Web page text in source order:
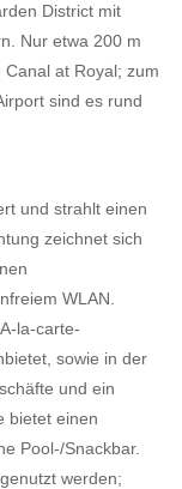
District mit
Nur etwa 200 m
at Royal; zum
sind es rund
und strahlt einen
zeichnet sich
WLAN.
la-carte-
sowie in der
und ein
bietet einen
Pool-/Snackbar.
werden;